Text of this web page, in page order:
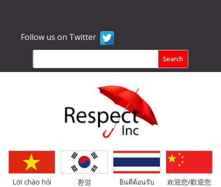
Follow us on Twitter
Lời chào hỏi 환영 ยินดีต้อนรับ 欢迎您/歡迎您